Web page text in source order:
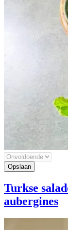
Turkse
aubergines